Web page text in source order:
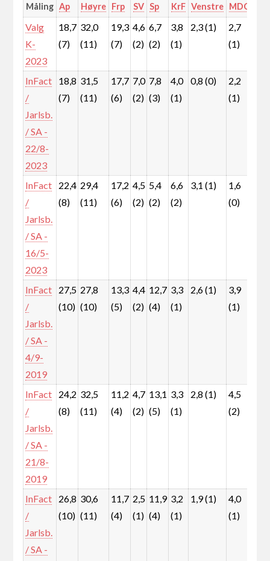
Måling Ap Høyre Frp SV Sp KrF Venstre MDG
Valg
K-
2023
18,7
(7)
32,0
(11)
19,3
(7)
4,6
(2)
6,7
(2)
3,8
(1)
2,3 (1)
2,7
(1)
InFact
/
Jarlsb.
/ SA -
22/8-
2023
18,8
(7)
31,5
(11)
17,7
(6)
7,0
(2)
7,8
(3)
4,0
(1)
0,8 (0)
2,2
(1)
InFact
/
Jarlsb.
/ SA -
16/5-
2023
22,4
(8)
29,4
(11)
17,2
(6)
4,5
(2)
5,4
(2)
6,6
(2)
3,1 (1)
1,6
(0)
InFact
/
Jarlsb.
/ SA -
4/9-
2019
27,5
(10)
27,8
(10)
13,3
(5)
4,4
(2)
12,7
(4)
3,3
(1)
2,6 (1)
3,9
(1)
InFact
/
Jarlsb.
/ SA -
21/8-
2019
24,2
(8)
32,5
(11)
11,2
(4)
4,7
(2)
13,1
(5)
3,3
(1)
2,8 (1)
4,5
(2)
InFact
/
Jarlsb.
/ SA -
26,8
(10)
30,6
(11)
11,7
(4)
2,5
(1)
11,9
(4)
3,2
(1)
1,9 (1)
4,0
(1)